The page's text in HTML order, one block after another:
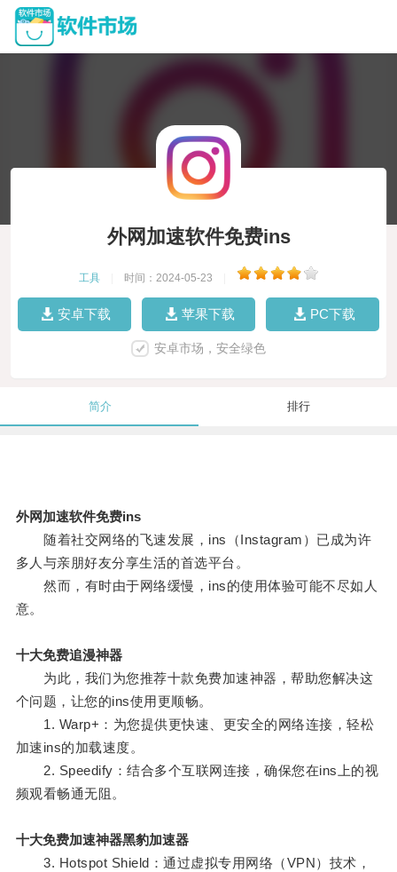
外网加速软件免费ins
工具 时间：2024-05-23
安卓下载 苹果下载 PC下载
安卓市场，安全绿色
简介 排行
外网加速软件免费ins
随着社交网络的飞速发展，ins（Instagram）已成为许
多人与亲朋好友分享生活的首选平台。
然而，有时由于网络缓慢，ins的使用体验可能不尽如人
意。
十大免费追漫神器
为此，我们为您推荐十款免费加速神器，帮助您解决这
个问题，让您的ins使用更顺畅。
1. Warp+：为您提供更快速、更安全的网络连接，轻松
加速ins的加载速度。
2. Speedify：结合多个互联网连接，确保您在ins上的视
频观看畅通无阻。
十大免费加速神器黑豹加速器
3. Hotspot Shield：通过虚拟专用网络（VPN）技术，